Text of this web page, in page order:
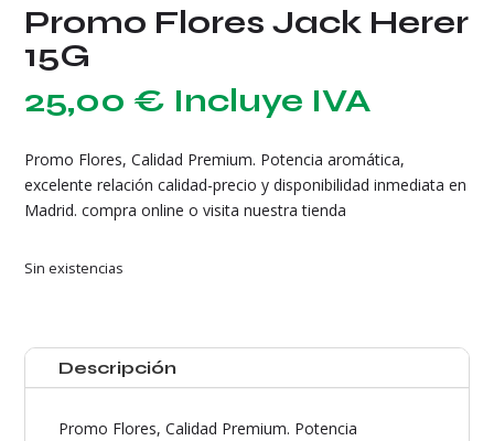
Promo Flores Jack Herer
15G
25,00 € Incluye IVA
Promo Flores, Calidad Premium. Potencia aromática,
excelente relación calidad-precio y disponibilidad inmediata en
Madrid. compra online o visita nuestra tienda
Sin existencias
Descripción
Promo Flores, Calidad Premium. Potencia